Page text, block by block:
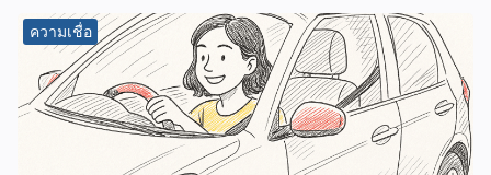
ความเชื่อ